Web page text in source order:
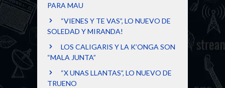
PARA MAU
“VIENES Y TE VAS”, LO NUEVO DE
SOLEDAD Y MIRANDA!
LOS CALIGARIS Y LA K’ONGA SON
“MALA JUNTA”
“X UNAS LLANTAS”, LO NUEVO DE
TRUENO